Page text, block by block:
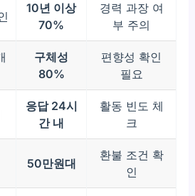
10년 이상
70%
경력 과장 여
부 주의
구체성
80%
편향성 확인
필요
응답 24시
간 내
활동 빈도 체
크
50만원대
환불 조건 확
인